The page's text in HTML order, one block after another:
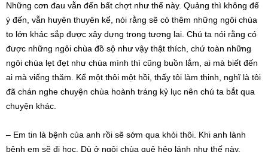
Những cơn đau vẫn đến bất chợt như thế này. Quảng thì không để
ý đến, vẫn huyên thuyên kể, nói rằng sẽ có thêm những ngôi chùa
to lớn khác sắp được xây dựng trong tương lai. Chú ta nói rằng có
được những ngôi chùa đồ sộ như vậy thật thích, chứ toàn những
ngôi chùa lẹt đẹt như chùa mình thì cũng buồn lắm, ai mà biết đến
ai mà viếng thăm. Kể một thôi một hồi, thấy tôi làm thinh, nghĩ là tôi
đã chán nghe chuyện chùa hoành tráng kỷ lục nên chú ta bắt qua
chuyện khác.
– Em tin là bệnh của anh rồi sẽ sớm qua khỏi thôi. Khi anh lành
bệnh em sẽ đi học. Dù ở ngôi chùa quê hẻo lánh như thế này,